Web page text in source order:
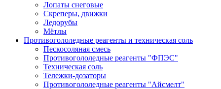
Лопаты снеговые
Скреперы, движки
Ледорубы
Мётлы
Противогололедные реагенты и техническая соль
Пескосоляная смесь
Противогололедные реагенты "ФПЭС"
Техническая соль
Тележки-дозаторы
Противогололедные реагенты "Айсмелт"